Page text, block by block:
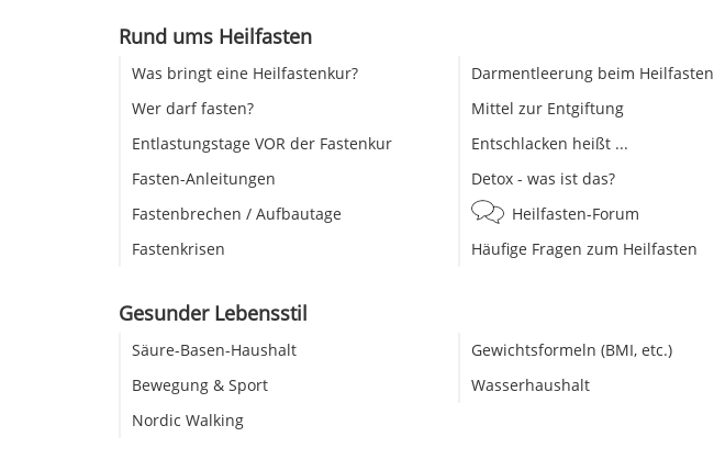
Rund ums Heilfasten
Was bringt eine Heilfastenkur?
Wer darf fasten?
Entlastungstage VOR der Fastenkur
Fasten-Anleitungen
Fastenbrechen / Aufbautage
Fastenkrisen
Darmentleerung beim Heilfasten
Mittel zur Entgiftung
Entschlacken heißt ...
Detox - was ist das?
Heilfasten-Forum
Häufige Fragen zum Heilfasten
Gesunder Lebensstil
Säure-Basen-Haushalt
Bewegung & Sport
Nordic Walking
Gewichtsformeln (BMI, etc.)
Wasserhaushalt